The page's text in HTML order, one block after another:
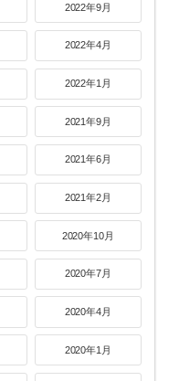
2022年9月
2022年4月
2022年1月
2021年9月
2021年6月
2021年2月
2020年10月
2020年7月
2020年4月
2020年1月